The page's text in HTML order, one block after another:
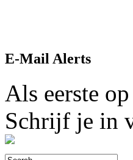
E-Mail Alerts
Als eerste
Schrijf je in